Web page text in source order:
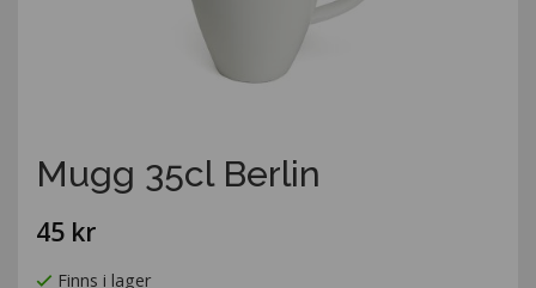
Mugg 35cl Berlin
45 kr
Finns i lager